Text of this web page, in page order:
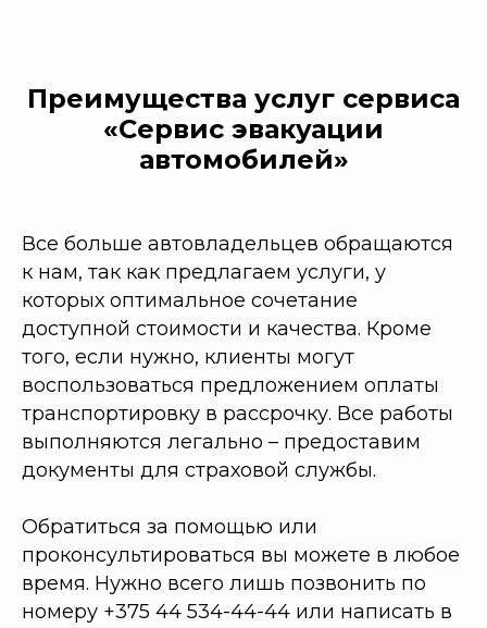
Преимущества услуг сервиса
«Сервис эвакуации
автомобилей»
Все больше автовладельцев обращаются
к нам, так как предлагаем услуги, у
которых оптимальное сочетание
доступной стоимости и качества. Кроме
того, если нужно, клиенты могут
воспользоваться предложением оплаты
транспортировку в рассрочку. Все работы
выполняются легально – предоставим
документы для страховой службы.
Обратиться за помощью или
проконсультироваться вы можете в любое
время. Нужно всего лишь позвонить по
номеру +375 44 534-44-44 или написать в